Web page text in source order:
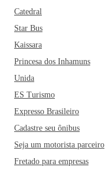
Catedral
Star Bus
Kaissara
Princesa dos Inhamuns
Unida
ES Turismo
Expresso Brasileiro
Cadastre seu ônibus
Seja um motorista parceiro
Fretado para empresas